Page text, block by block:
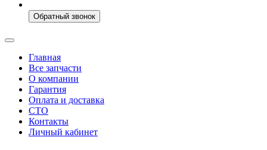
Обратный звонок
Главная
Все запчасти
О компании
Гарантия
Оплата и доставка
СТО
Контакты
Личный кабинет